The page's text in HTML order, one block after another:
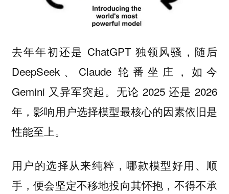
去年年初还是 ChatGPT 独领风骚，随后
DeepSeek、Claude 轮番坐庄，如今
Gemini 又异军突起。无论 2025 还是 2026
年，影响用户选择模型最核心的因素依旧是
性能至上。
用户的选择从来纯粹，哪款模型好用、顺
手，便会坚定不移地投向其怀抱，不得不承